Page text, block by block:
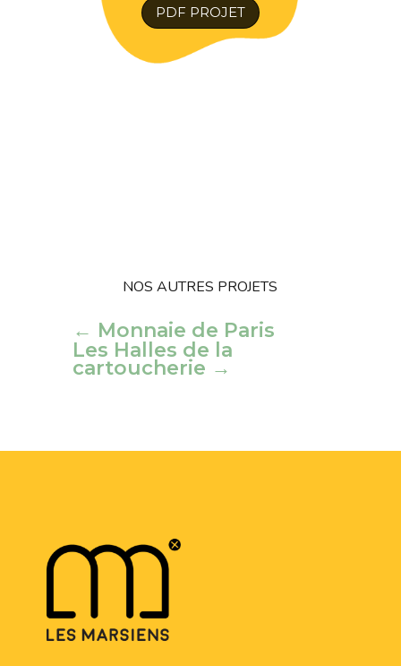
PDF PROJET
NOS AUTRES PROJETS
← Monnaie de Paris
Les Halles de la
cartoucherie →